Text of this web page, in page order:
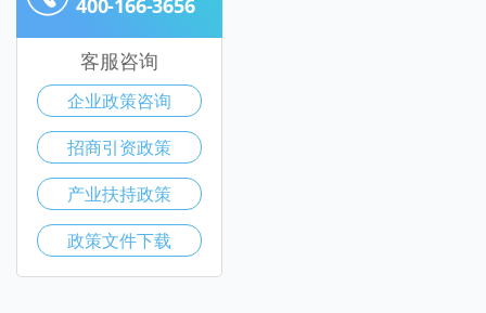
客服咨询
企业政策咨询
招商引资政策
产业扶持政策
政策文件下载